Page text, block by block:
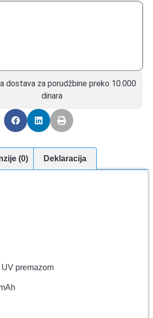
dostava za porudžbine preko 10.000
dinara
(0) Deklaracija
premazom